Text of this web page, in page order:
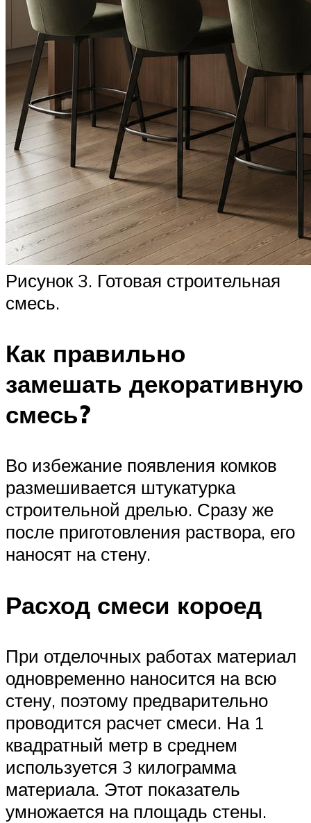
Рисунок 3. Готовая строительная
смесь.
Как правильно
замешать декоративную
смесь?
Во избежание появления комков
размешивается штукатурка
строительной дрелью. Сразу же
после приготовления раствора, его
наносят на стену.
Расход смеси короед
При отделочных работах материал
одновременно наносится на всю
стену, поэтому предварительно
проводится расчет смеси. На 1
квадратный метр в среднем
используется 3 килограмма
материала. Этот показатель
умножается на площадь стены.